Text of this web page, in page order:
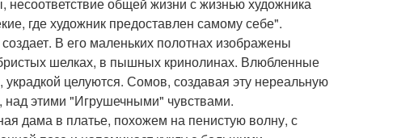
где художник предоставлен самому себе".
В его маленьких полотнах изображены
шелках, в пышных кринолинах. Влюбленные
целуются. Сомов, создавая эту нереальную
над этими "Игрушечными" чувствами.
дама в платье, похожем на пенистую волну, с